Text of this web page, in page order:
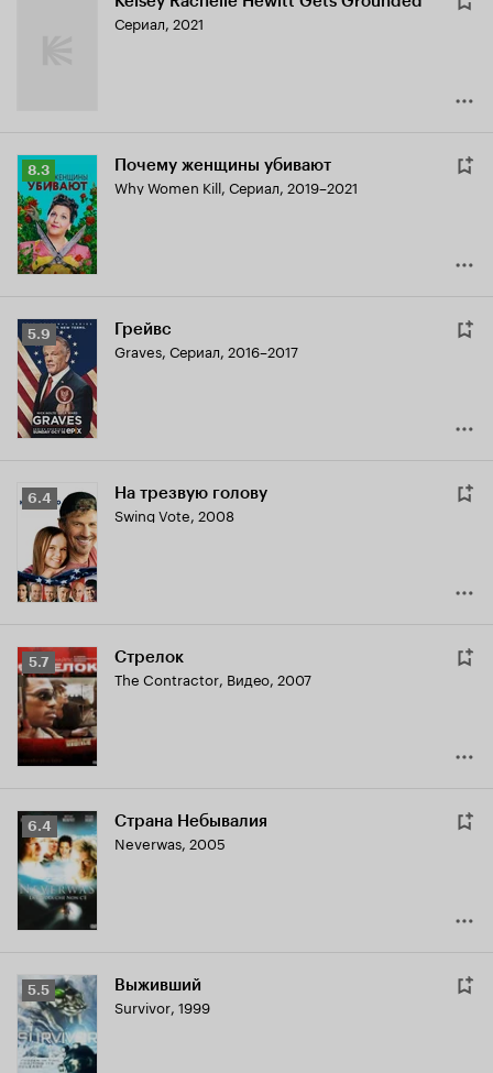
Сериал, 2021
Рейтинг
Кинопоиска
8.3
8.3 Почему женщины убивают
Why Women Kill, Сериал, 2019–2021
Рейтинг
Кинопоиска
5.9
5.9 Грейвс
Graves, Сериал, 2016–2017
Рейтинг
Кинопоиска
6.4
6.4 На трезвую голову
Swing Vote, 2008
Рейтинг
Кинопоиска
5.7
5.7 Стрелок
The Contractor, Видео, 2007
Рейтинг
Кинопоиска
6.4
6.4 Страна Небывалия
Neverwas, 2005
Рейтинг
Кинопоиска
5.5
5.5 Выживший
Survivor, 1999